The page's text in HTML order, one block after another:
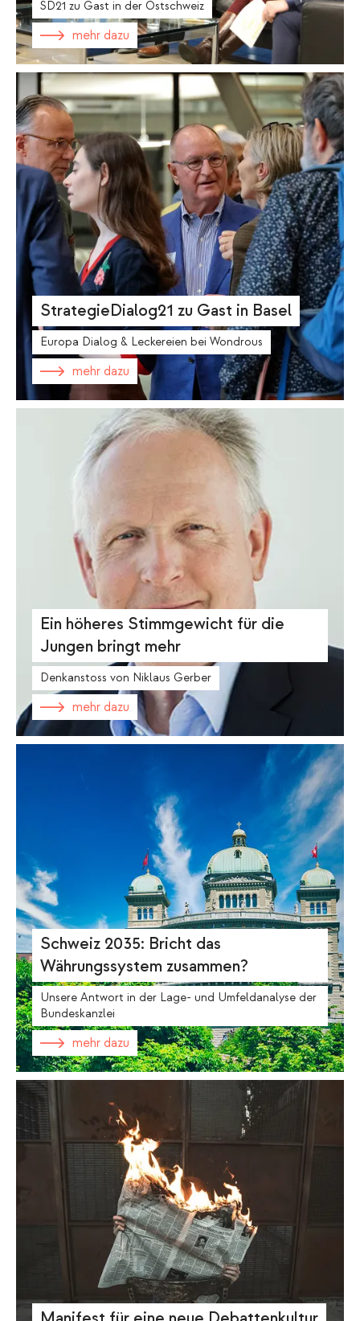
SD21 zu Gast in der Ostschweiz
mehr dazu
StrategieDialog21 zu Gast in Basel
Europa Dialog & Leckereien bei Wondrous
mehr dazu
Ein höheres Stimmgewicht für die
Jungen bringt mehr
Denkanstoss von Niklaus Gerber
mehr dazu
Schweiz 2035: Bricht das
Währungssystem zusammen?
Unsere Antwort in der Lage- und Umfeldanalyse der
Bundeskanzlei
mehr dazu